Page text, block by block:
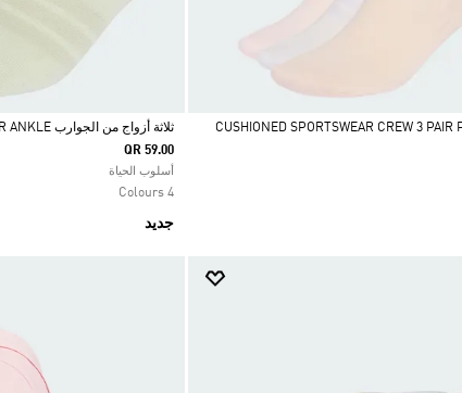
Selected
ثلاثة أزواج من الجوارب THIN&LIGHT SPORTSWEAR ANKLE
QR 59.00
أسلوب الحياة
4 Colours
جديد